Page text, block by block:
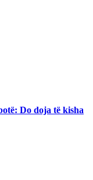
Do doja të kisha